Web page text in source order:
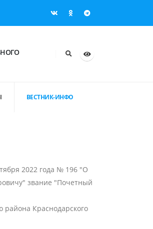
ВЕСТНИК-ИНФО
2022 года № 196 "О
звание "Почетный
района Краснодарского